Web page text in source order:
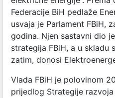
Federacije BiH pedlaže
usvaja je Parlament FBiH,
godina. Njen sastavni dio
strategija FBiH, a u skladu
zatim, donosi
Vlada FBiH je polovinom
prijedlog Strategije